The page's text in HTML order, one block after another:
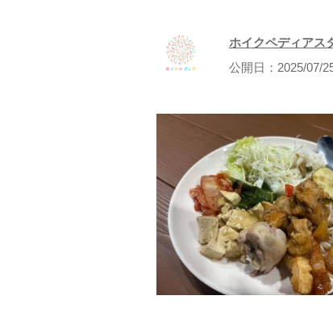
ホイクペディアス
公開日： 2025/07/